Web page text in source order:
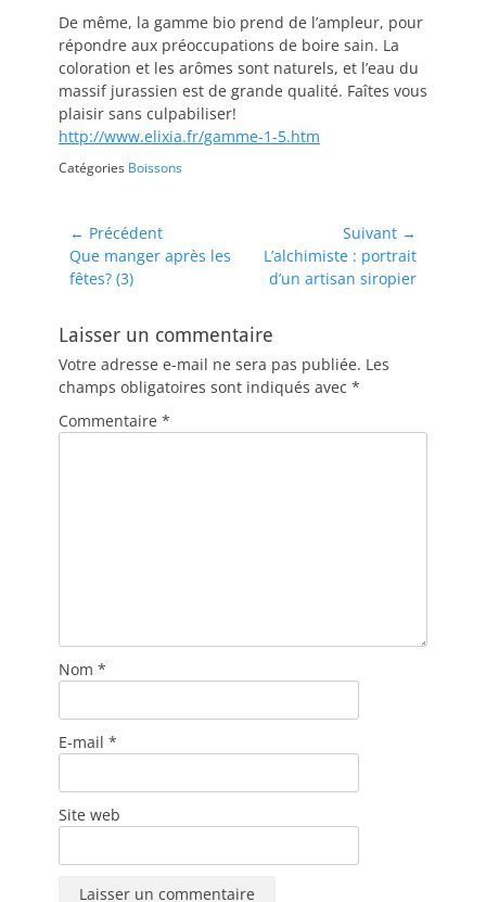
De même, la gamme bio prend de l’ampleur, pour
répondre aux préoccupations de boire sain. La
coloration et les arômes sont naturels, et l’eau du
massif jurassien est de grande qualité. Faîtes vous
plaisir sans culpabiliser!
http://www.elixia.fr/gamme-1-5.htm
Catégories Boissons
Navigation
de
l’article
← Précédent
Article
précédent :
Que manger après les
fêtes? (3)
Suivant →
Article
suivant :
L’alchimiste : portrait
d’un artisan siropier
Laisser un commentaire
Votre adresse e-mail ne sera pas publiée. Les
champs obligatoires sont indiqués avec *
Commentaire *
Nom *
E-mail *
Site web